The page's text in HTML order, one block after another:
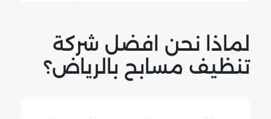
لماذا نحن افضل شركة
تنظيف مسابح بالرياض؟